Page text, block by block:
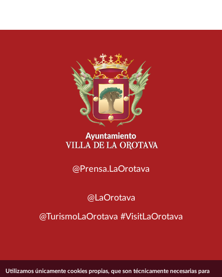
@Prensa.LaOrotava
@LaOrotava
@TurismoLaOrotava #VisitLaOrotava
© 2026 Ayuntamiento de la Villa de La Orotava
Utilizamos únicamente cookies propias, que son técnicamente necesarias para